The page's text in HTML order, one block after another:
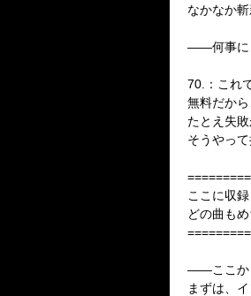
なかなか
――何事
70.： これ
無料だか
たとえ失
そうやっ
ここに収
どの曲も
――ここ
まずは、